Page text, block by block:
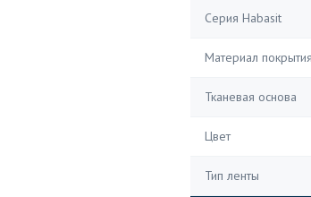
Серия Habasit
Материал покрытия
Тканевая основа
Цвет
Тип ленты